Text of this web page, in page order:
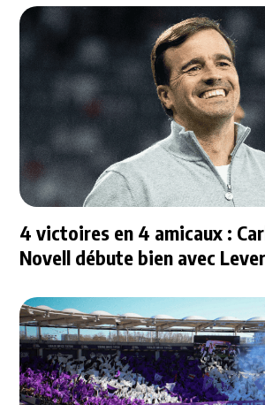
4 victoires en 4 amicaux :
Novell débute bien avec